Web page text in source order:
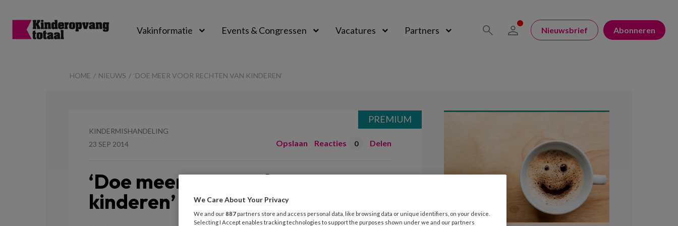
Vakinformatie Events & Congressen Vacatures Partners Nieuwsbrief Abonneren
HOME NIEUWS ‘DOE MEER VOOR RECHTEN VAN KINDEREN’
KINDERMISHANDELING
23 SEP 2014
Opslaan Reacties 0 Delen
‘Doe meer voor rechten van
kinderen’
PREMIUM
We Care About Your Privacy
We and our887 partners store and access personal data, like browsing data or unique identifiers, on your device.
Selecting I Accept enables tracking technologies to support the purposes shown under we and our partners